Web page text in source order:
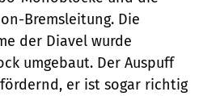
Bremsleitung. Die
der Diavel wurde
umgebaut. Der Auspuff
er ist sogar richtig